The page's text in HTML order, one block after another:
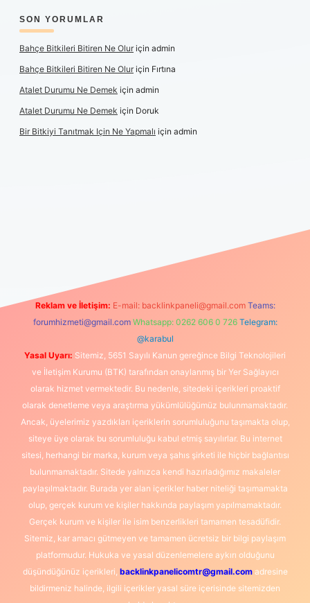
SON YORUMLAR
Bahçe Bitkileri Bitiren Ne Oluriçin admin
Bahçe Bitkileri Bitiren Ne Oluriçin Fırtına
Atalet Durumu Ne Demek için admin
Atalet Durumu Ne Demek için Doruk
Bir Bitkiyi Tanıtmak Için Ne Yapmalı için admin
Reklam ve İletişim: E-mail: backlinkpaneli@gmail.com Teams:
forumhizmeti@gmail.com Whatsapp: 0262 606 0 726 Telegram:
@karabul
Yasal Uyarı: Sitemiz, 5651 Sayılı Kanun gereğince Bilgi Teknolojileri
ve İletişim Kurumu (BTK) tarafından onaylanmış bir Yer Sağlayıcı
olarak hizmet vermektedir. Bu nedenle, sitedeki içerikleri proaktif
olarak denetleme veya araştırma yükümlülüğümüz bulunmamaktadır.
Ancak, üyelerimiz yazdıkları içeriklerin sorumluluğunu taşımakta olup,
siteye üye olarak bu sorumluluğu kabul etmiş sayılırlar. Bu internet
sitesi, herhangi bir marka, kurum veya şahıs şirketi ile hiçbir bağlantısı
bulunmamaktadır. Sitede yalnızca kendi hazırladığımız makaleler
paylaşılmaktadır. Burada yer alan içerikler haber niteliği taşımamakta
olup, gerçek kurum ve kişiler hakkında paylaşım yapılmamaktadır.
Gerçek kurum ve kişiler ile isim benzerlikleri tamamen tesadüfidir.
Sitemiz, kar amacı gütmeyen ve tamamen ücretsiz bir bilgi paylaşım
platformudur. Hukuka ve yasal düzenlemelere aykırı olduğunu
düşündüğünüz içerikleri, backlinkpanelicomtr@gmail.comadresine
bildirmeniz halinde, ilgili içerikler yasal süre içerisinde sitemizden